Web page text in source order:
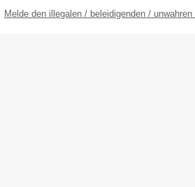
Melde den illegalen / beleidigenden /